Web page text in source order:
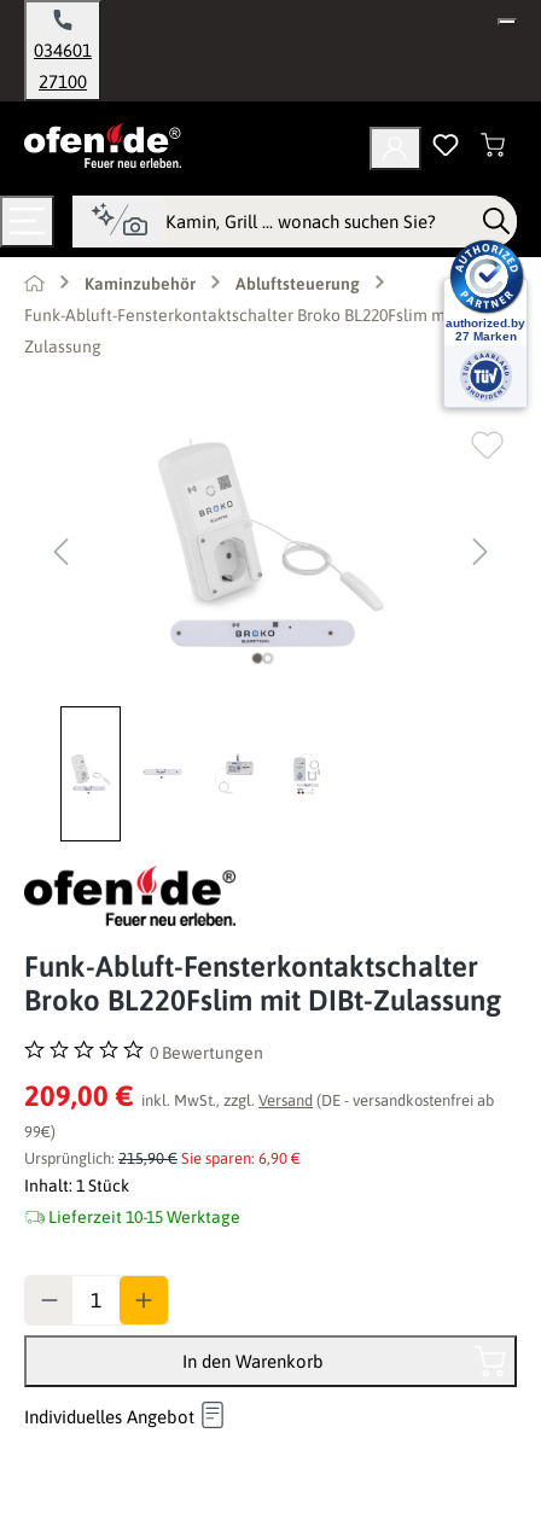
springen
034601
27100
Kaminzubehör
Abluftsteuerung
Funk-Abluft-Fensterkontaktschalter Broko BL220Fslim mit DIBt-
Zulassung
Funk-Abluft-Fensterkontaktschalter
Broko BL220Fslim mit DIBt-Zulassung
Durchschnittliche Bewertung von 0 von 5 Sternen
0 Bewertungen
209,00 € inkl. MwSt., zzgl. Versand (DE - versandkostenfrei ab
99€)
Ursprünglich: 215,90 € Sie sparen: 6,90 €
Inhalt: 1 Stück
Lieferzeit 10-15 Werktage
In den Warenkorb
Individuelles Angebot